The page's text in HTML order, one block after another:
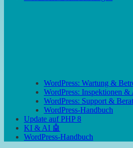
WordPress: Wartung &
WordPress: Inspektionen &
WordPress: Support &
WordPress-Handbuch
Update auf PHP 8
KI & AI 🤖
WordPress-Handbuch